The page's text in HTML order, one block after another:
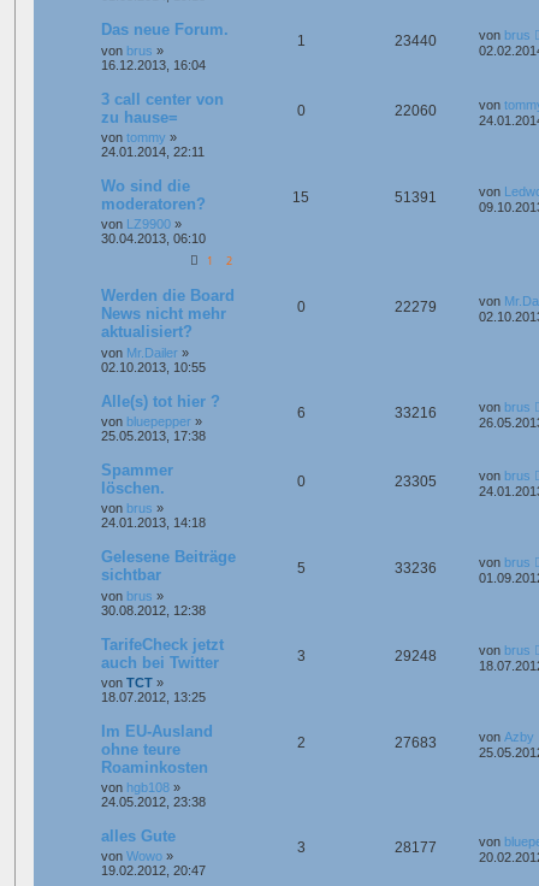
Das neue Forum.
von brus »
16.12.2013, 16:04
1 23440 von brus
3 call center von
zu hause=
von tommy »
24.01.2014, 22:11
0 22060 von
Wo sind die
moderatoren?
von LZ9900 »
30.04.2013, 06:10
1 2
15 51391 von
Werden die Board
News nicht mehr
aktualisiert?
von Mr.Dailer »
02.10.2013, 10:55
0 22279 von
Alle(s) tot hier ?
von bluepepper »
25.05.2013, 17:38
6 33216 von brus
Spammer
löschen.
von brus »
24.01.2013, 14:18
0 23305 von brus
Gelesene Beiträge
sichtbar
von brus »
30.08.2012, 12:38
5 33236 von brus
TarifeCheck jetzt
auch bei Twitter
von TCT »
18.07.2012, 13:25
3 29248 von brus
Im EU-Ausland
ohne teure
Roaminkosten
von hgb108 »
24.05.2012, 23:38
2 27683 von Azby
alles Gute
von Wowo »
19.02.2012, 20:47
3 28177 von